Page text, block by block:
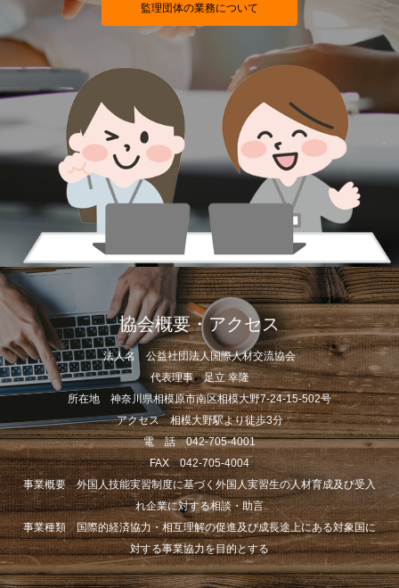
監理団体の業務について
協会概要・アクセス
法人名 公益社団法人国際人材交流協会
代表理事 足立 幸隆
所在地 神奈川県相模原市南区相模大野7-24-15-502号
アクセス 相模大野駅より徒歩3分
電 話 042-705-4001
FAX 042-705-4004
事業概要 外国人技能実習制度に基づく外国人実習生の人材育成及び受入
れ企業に対する相談・助言
事業種類 国際的経済協力・相互理解の促進及び成長途上にある対象国に
対する事業協力を目的とする